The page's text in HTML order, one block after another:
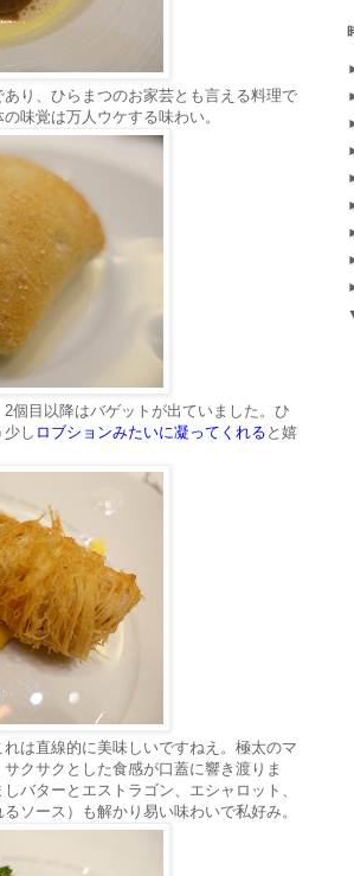
り、ひらまつのお家芸とも言える料理で
味覚は万人ウケする味わい。
個目以降はバゲットが出ていました。ひ
し ロブションみたいに凝ってくれる と嬉
は直線的に美味しいですねえ。極太のマ
クサクとした食感が口蓋に響き渡りま
バターとエストラゴン、エシャロット、
ソース）も解かり易い味わいで私好み。